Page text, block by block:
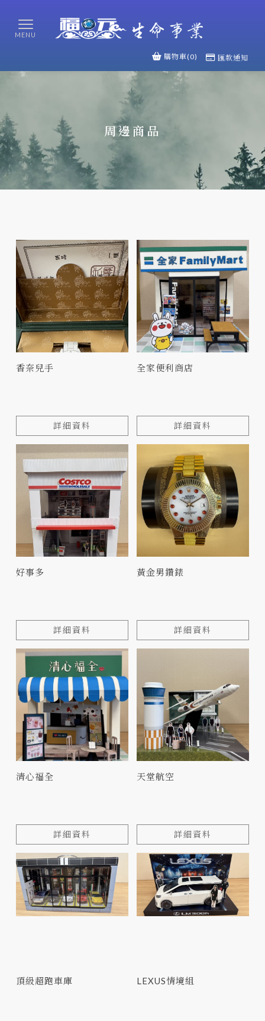
購物車(0) 匯款通知
周邊商品
香奈兒手
詳細資料
全家便利商店
詳細資料
好事多
詳細資料
黃金男鑽錶
詳細資料
清心福全
詳細資料
天堂航空
詳細資料
頂級超跑車庫 LEXUS情境組